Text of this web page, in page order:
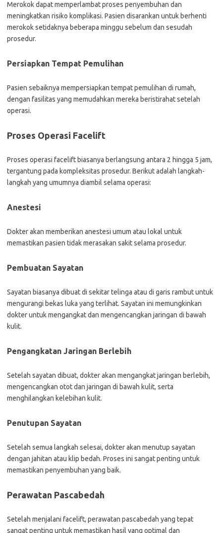
Merokok dapat memperlambat proses penyembuhan dan
meningkatkan risiko komplikasi. Pasien disarankan untuk berhenti
merokok setidaknya beberapa minggu sebelum dan sesudah
prosedur.
Persiapkan Tempat Pemulihan
Pasien sebaiknya mempersiapkan tempat pemulihan di rumah,
dengan fasilitas yang memudahkan mereka beristirahat setelah
operasi.
Proses Operasi Facelift
Proses operasi facelift biasanya berlangsung antara 2 hingga 5 jam,
tergantung pada kompleksitas prosedur. Berikut adalah langkah-
langkah yang umumnya diambil selama operasi:
Anestesi
Dokter akan memberikan anestesi umum atau lokal untuk
memastikan pasien tidak merasakan sakit selama prosedur.
Pembuatan Sayatan
Sayatan biasanya dibuat di sekitar telinga atau di garis rambut untuk
mengurangi bekas luka yang terlihat. Sayatan ini memungkinkan
dokter untuk mengangkat dan mengencangkan jaringan di bawah
kulit.
Pengangkatan Jaringan Berlebih
Setelah sayatan dibuat, dokter akan mengangkat jaringan berlebih,
mengencangkan otot dan jaringan di bawah kulit, serta
menghilangkan kelebihan kulit.
Penutupan Sayatan
Setelah semua langkah selesai, dokter akan menutup sayatan
dengan jahitan atau klip bedah. Proses ini sangat penting untuk
memastikan penyembuhan yang baik.
Perawatan Pascabedah
Setelah menjalani facelift, perawatan pascabedah yang tepat
sangat penting untuk memastikan hasil yang optimal dan